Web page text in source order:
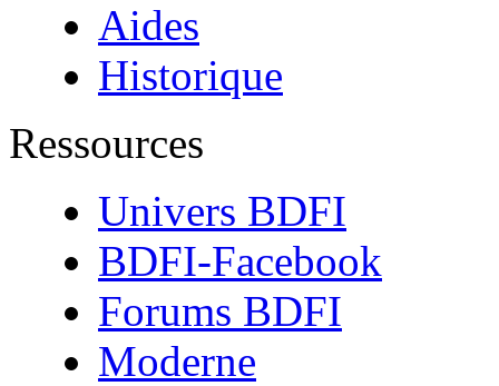
Aides
Historique
Ressources
Univers BDFI
BDFI-Facebook
Forums BDFI
Moderne